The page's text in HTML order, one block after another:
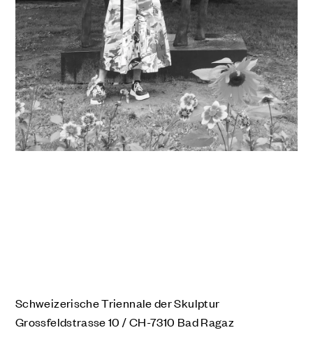
Schweizerische Triennale der Skulptur
Grossfeldstrasse 10 / CH-7310 Bad Ragaz